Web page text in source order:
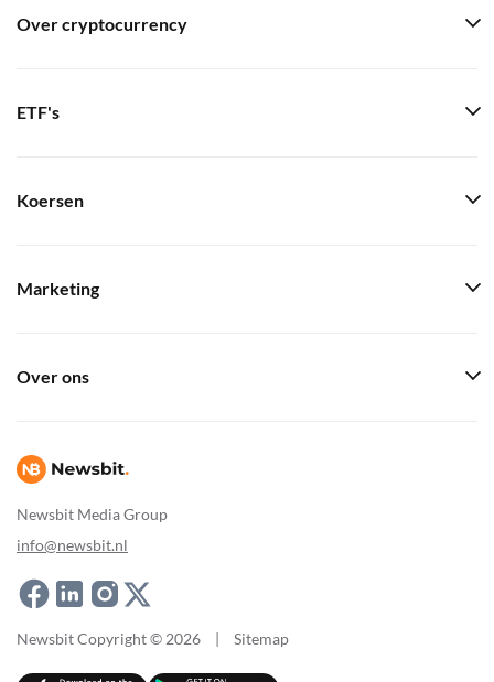
Newsbit Media Group
info@newsbit.nl
Over cryptocurrency
ETF's
Koersen
Marketing
Over ons
Newsbit Copyright © 2026 | Sitemap